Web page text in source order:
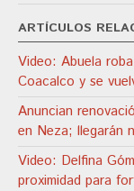
ARTÍCULOS
Video: Abuela
Coacalco y se
Anuncian
en Neza; llegarán
Video: Delfina
proximidad para